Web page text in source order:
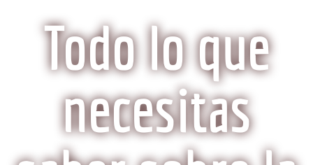
Todo lo que
necesitas